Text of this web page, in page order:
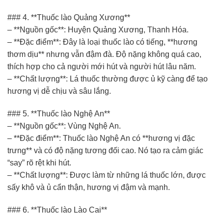
### 4. **Thuốc lào Quảng Xương**
– **Nguồn gốc**: Huyện Quảng Xương, Thanh Hóa.
– **Đặc điểm**: Đây là loại thuốc lào có tiếng, **hương
thơm dịu** nhưng vẫn đậm đà. Độ nặng không quá cao,
thích hợp cho cả người mới hút và người hút lâu năm.
– **Chất lượng**: Lá thuốc thường được ủ kỹ càng để tạo
hương vị dễ chịu và sâu lắng.
### 5. **Thuốc lào Nghệ An**
– **Nguồn gốc**: Vùng Nghệ An.
– **Đặc điểm**: Thuốc lào Nghệ An có **hương vị đặc
trưng** và có độ nặng tương đối cao. Nó tạo ra cảm giác
“say” rõ rệt khi hút.
– **Chất lượng**: Được làm từ những lá thuốc lớn, được
sấy khô và ủ cẩn thận, hương vị đậm và mạnh.
### 6. **Thuốc lào Lào Cai**